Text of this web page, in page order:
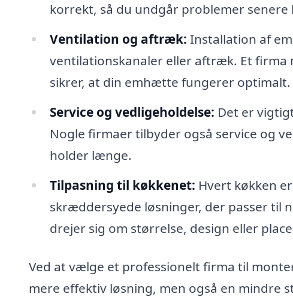
korrekt, så du undgår problemer senere
Ventilation og aftræk: Installation af
ventilationskanaler eller aftræk. Et
sikrer, at din emhætte fungerer optimalt.
Service og vedligeholdelse: Det er
Nogle firmaer tilbyder også service og
holder længe.
Tilpasning til køkkenet: Hvert køkken
skræddersyede løsninger, der passer til
drejer sig om størrelse, design eller
Ved at vælge et professionelt firma til
mere effektiv løsning, men også en mindre